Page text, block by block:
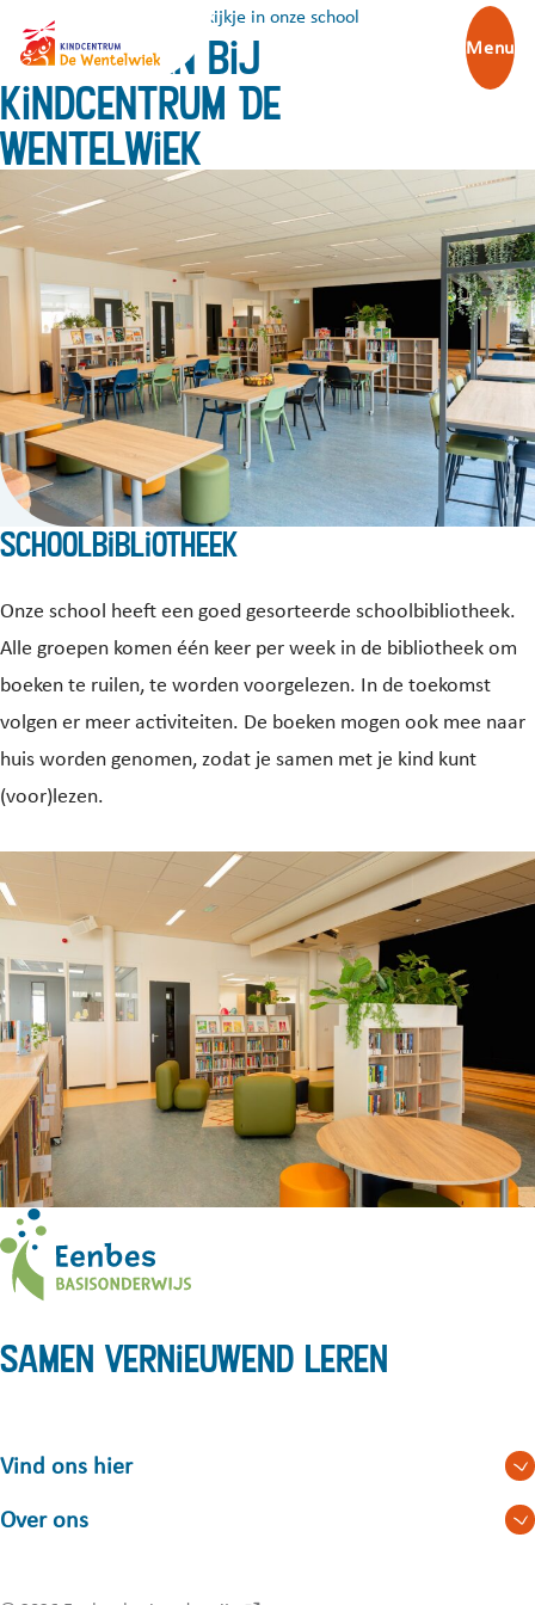
Menu
Onze school Een kijkje in onze school
Kom binnen bij
Kindcentrum De
Wentelwiek
Schoolbibliotheek
Onze school heeft een goed gesorteerde schoolbibliotheek.
Alle groepen komen één keer per week in de bibliotheek om
boeken te ruilen, te worden voorgelezen. In de toekomst
volgen er meer activiteiten. De boeken mogen ook mee naar
huis worden genomen, zodat je samen met je kind kunt
(voor)lezen.
Samen vernieuwend leren
Vind ons hier
Over ons